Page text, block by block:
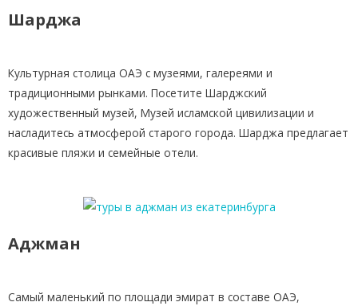
Шарджа
Культурная столица ОАЭ с музеями, галереями и
традиционными рынками. Посетите Шарджский
художественный музей, Музей исламской цивилизации и
насладитесь атмосферой старого города. Шарджа предлагает
красивые пляжи и семейные отели.
Аджман
Самый маленький по площади эмират в составе ОАЭ,